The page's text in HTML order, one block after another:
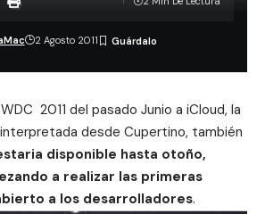
2 Agosto 2011
2011 del pasado Junio a iCloud, la
desde Cupertino, también
disponible hasta otoño,
a realizar las primeras
a los desarrolladores.